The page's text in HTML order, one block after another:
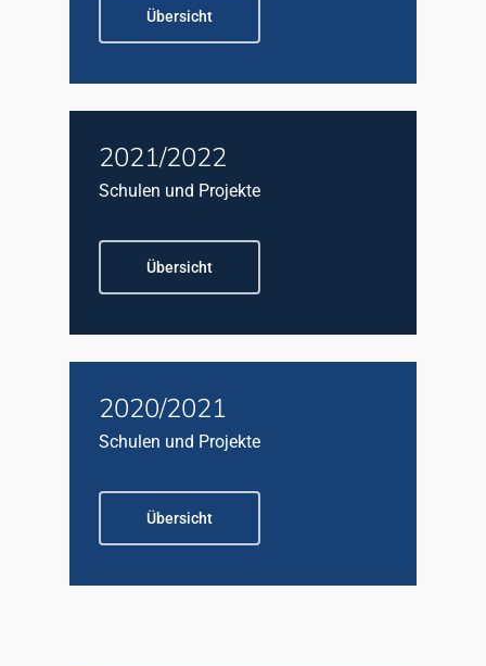
Übersicht
2021/2022
Schulen und Projekte
Übersicht
2020/2021
Schulen und Projekte
Übersicht